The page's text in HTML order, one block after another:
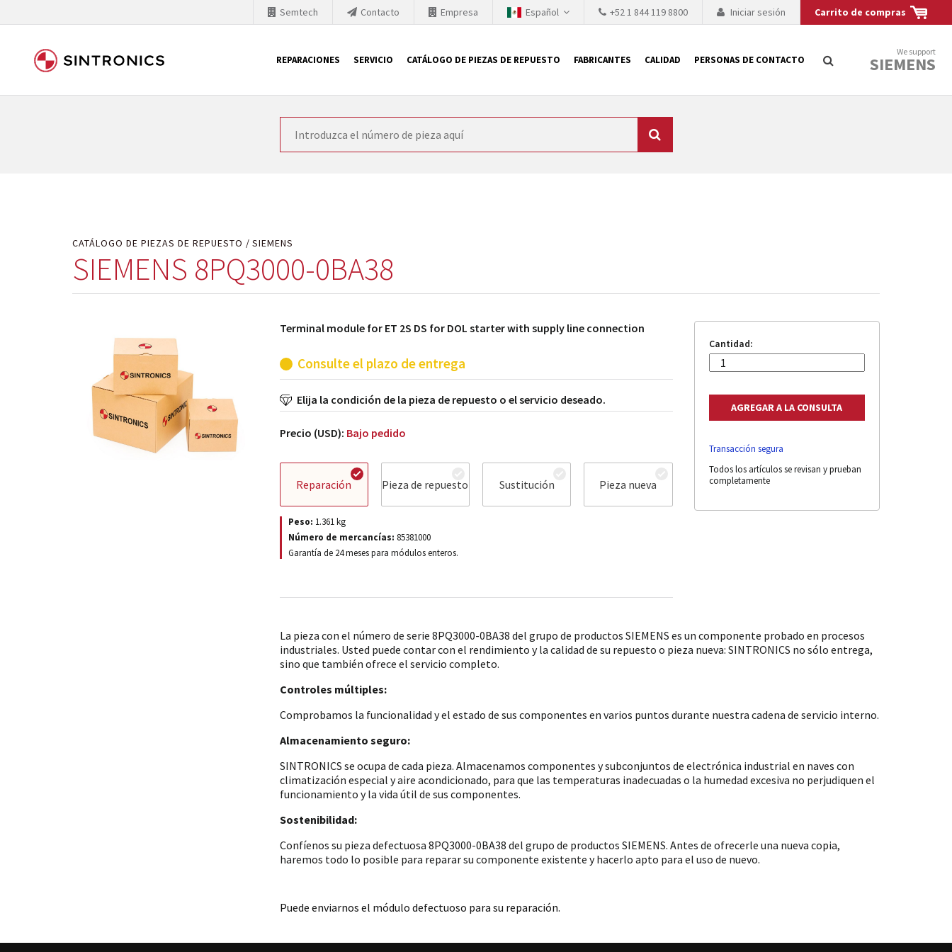
Carrito de compras
Iniciar sesión
+52 1 844 119 8800
Español
Empresa
Contacto
Semtech
REPARACIONES SERVICIO CATÁLOGO DE PIEZAS DE REPUESTO FABRICANTES CALIDAD PERSONAS DE CONTACTO
We support
SIEMENS
Nuestra colaboración con SIEMENS
de módulos descontinuados por módulos del propio almacén.
CATÁLOGO DE PIEZAS DE REPUESTO SIEMENS
SIEMENS 8PQ3000-0BA38
Terminal module for ET 2S DS for DOL starter with supply line connection
Consulte el plazo de entrega
Elija la condición de la pieza de repuesto o el servicio deseado.
Precio (USD): Bajo pedido
Reparación Pieza de repuesto Sustitución Pieza nueva
Peso: 1.361kg
Número de mercancías: 85381000
Garantía de 24 meses para módulos enteros.
Cantidad:
Transacción segura
Todos los artículos se revisan y prueban
completamente
La pieza con el número de serie 8PQ3000-0BA38 del grupo de productos SIEMENS es un componente probado en procesos
industriales. Usted puede contar con el rendimiento y la calidad de su repuesto o pieza nueva: SINTRONICS no sólo entrega,
sino que también ofrece el servicio completo.
Controles múltiples:
Comprobamos la funcionalidad y el estado de sus componentes en varios puntos durante nuestra cadena de servicio interno.
Almacenamiento seguro:
SINTRONICS se ocupa de cada pieza. Almacenamos componentes y subconjuntos de electrónica industrial en naves con
climatización especial y aire acondicionado, para que las temperaturas inadecuadas o la humedad excesiva no perjudiquen el
funcionamiento y la vida útil de sus componentes.
Sostenibilidad:
Confíenos su pieza defectuosa 8PQ3000-0BA38 del grupo de productos SIEMENS. Antes de ofrecerle una nueva copia,
haremos todo lo posible para reparar su componente existente y hacerlo apto para el uso de nuevo.
Puede enviarnos el módulo defectuoso para su reparación.